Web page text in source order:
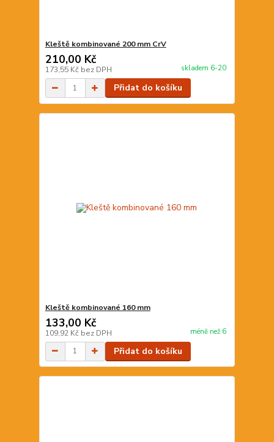
Kleště kombinované 200 mm CrV
210,00 Kč
173,55 Kč bez DPH skladem 6-20
Přidat do košíku
Kleště kombinované 160 mm
133,00 Kč
109,92 Kč bez DPH méně než 6
Přidat do košíku